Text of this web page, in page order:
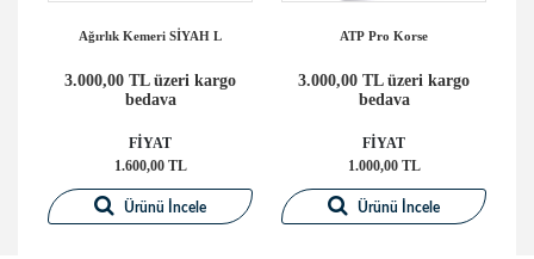
Ağırlık Kemeri SİYAH L
3.000,00 TL üzeri kargo
bedava
FİYAT
1.600,00 TL
Ürünü İncele
ATP Pro Korse
3.000,00 TL üzeri kargo
bedava
FİYAT
1.000,00 TL
Ürünü İncele